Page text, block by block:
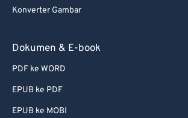
Konverter Gambar
Dokumen & E-book
PDF ke WORD
EPUB ke PDF
EPUB ke MOBI